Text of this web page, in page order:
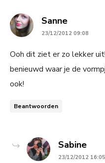
Sannesays:
23/12/2012 09:08
Ooh dit ziet er zo lekker
benieuwd waar je de
ook!
Beantwoorden
Sabinesays:
23/12/2012 16:05